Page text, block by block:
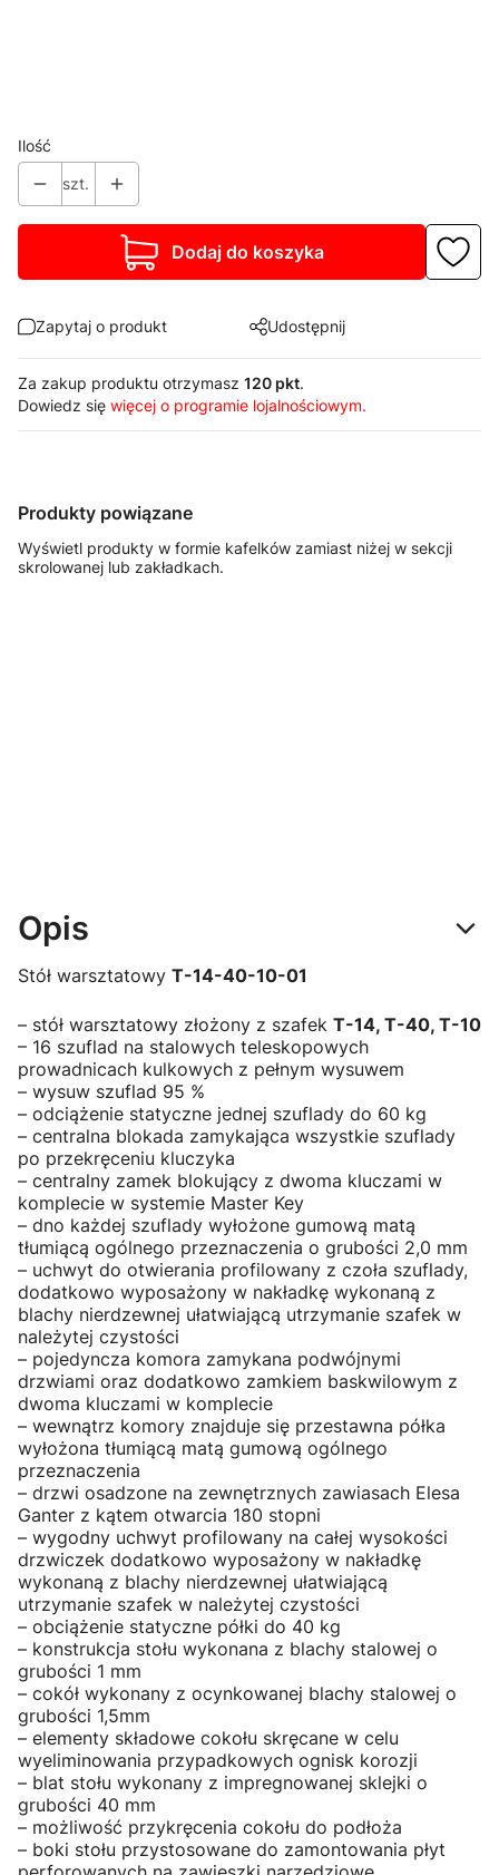
Ilość
szt.
Dodaj do koszyka
Zapytaj o produkt Udostępnij
Za zakup produktu otrzymasz 120 pkt.
Dowiedz się więcej o programie lojalnościowym.
Produkty powiązane
Wyświetl produkty w formie kafelków zamiast niżej w sekcji
skrolowanej lub zakładkach.
Opis
Stół warsztatowy T-14-40-10-01
– stół warsztatowy złożony z szafek T-14, T-40, T-10
– 16 szuflad na stalowych teleskopowych
prowadnicach kulkowych z pełnym wysuwem
– wysuw szuflad 95 %
– odciążenie statyczne jednej szuflady do 60 kg
– centralna blokada zamykająca wszystkie szuflady
po przekręceniu kluczyka
– centralny zamek blokujący z dwoma kluczami w
komplecie w systemie Master Key
– dno każdej szuflady wyłożone gumową matą
tłumiącą ogólnego przeznaczenia o grubości 2,0 mm
– uchwyt do otwierania profilowany z czoła szuflady,
dodatkowo wyposażony w nakładkę wykonaną z
blachy nierdzewnej ułatwiającą utrzymanie szafek w
należytej czystości
– pojedyncza komora zamykana podwójnymi
drzwiami oraz dodatkowo zamkiem baskwilowym z
dwoma kluczami w komplecie
– wewnątrz komory znajduje się przestawna półka
wyłożona tłumiącą matą gumową ogólnego
przeznaczenia
– drzwi osadzone na zewnętrznych zawiasach Elesa
Ganter z kątem otwarcia 180 stopni
– wygodny uchwyt profilowany na całej wysokości
drzwiczek dodatkowo wyposażony w nakładkę
wykonaną z blachy nierdzewnej ułatwiającą
utrzymanie szafek w należytej czystości
– obciążenie statyczne półki do 40 kg
– konstrukcja stołu wykonana z blachy stalowej o
grubości 1 mm
– cokół wykonany z ocynkowanej blachy stalowej o
grubości 1,5mm
– elementy składowe cokołu skręcane w celu
wyeliminowania przypadkowych ognisk korozji
– blat stołu wykonany z impregnowanej sklejki o
grubości 40 mm
– możliwość przykręcenia cokołu do podłoża
– boki stołu przystosowane do zamontowania płyt